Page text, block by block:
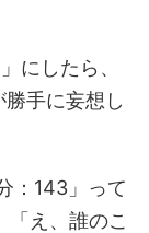
にしたら、
手に妄想し
：143」って
え、誰のこ